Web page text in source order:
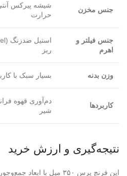
جنس مخزن
شیشه پیرکس
حرارت
جنس فیلتر و
اهرم
ریز
وزن بدنه بسیار سبک با
کاربردها
دم‌آوری قهوه
شیر
نتیجه‌گیری و ارزش خرید
این فرنچ پرس ۳۵۰ میل با